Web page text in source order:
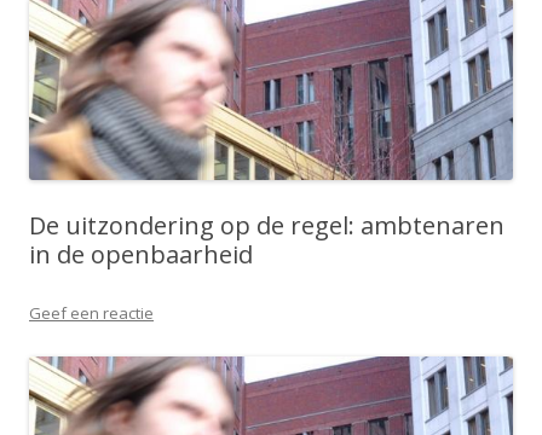
De uitzondering op de regel: ambtenaren
in de openbaarheid
Geef een reactie